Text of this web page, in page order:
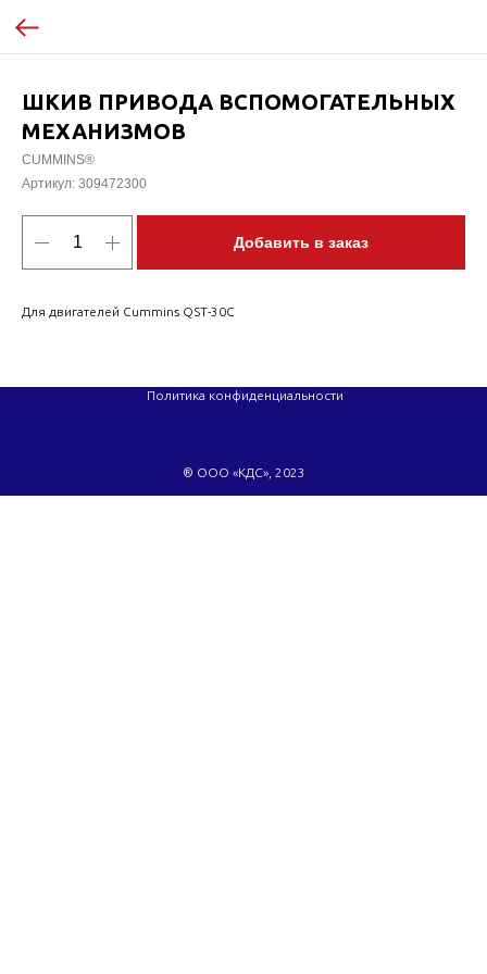
ШКИВ ПРИВОДА ВСПОМОГАТЕЛЬНЫХ
МЕХАНИЗМОВ
CUMMINS®
Артикул: 309472300
Добавить в заказ
Для двигателей Cummins QST-30C
® ООО «КДС», 2023
Политика конфиденциальности